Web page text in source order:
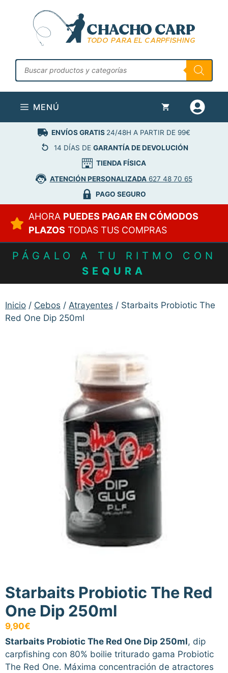
contenido
Búsqueda
de
productos
MENÚ
ENVÍOS GRATIS 24/48H A PARTIR DE 99€
14 DÍAS DE GARANTÍA DE DEVOLUCIÓN
TIENDA FÍSICA
ATENCIÓN PERSONALIZADA627 48 70 65
PAGO SEGURO
AHORA PUEDES PAGAR EN CÓMODOS
PLAZOS TODAS TUS COMPRAS
PÁGALO A TU RITMO CON
SEQURA
Inicio / Cebos / Atrayentes / Starbaits Probiotic The
Red One Dip 250ml
Starbaits Probiotic The Red
One Dip 250ml
9,90€
Starbaits Probiotic The Red One Dip 250ml, dip
carpfishing con 80% boilie triturado gama Probiotic
The Red One. Máxima concentración de atractores